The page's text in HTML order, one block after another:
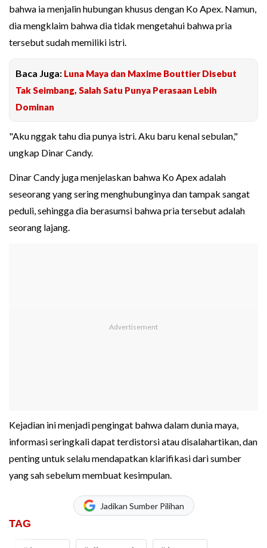
bahwa ia menjalin hubungan khusus dengan Ko Apex. Namun,
dia mengklaim bahwa dia tidak mengetahui bahwa pria
tersebut sudah memiliki istri.
Baca Juga: Luna Maya dan Maxime Bouttier Disebut
Tak Seimbang, Salah Satu Punya Perasaan Lebih
Dominan
"Aku nggak tahu dia punya istri. Aku baru kenal sebulan,"
ungkap Dinar Candy.
Dinar Candy juga menjelaskan bahwa Ko Apex adalah
seseorang yang sering menghubunginya dan tampak sangat
peduli, sehingga dia berasumsi bahwa pria tersebut adalah
seorang lajang.
Kejadian ini menjadi pengingat bahwa dalam dunia maya,
informasi seringkali dapat terdistorsi atau disalahartikan, dan
penting untuk selalu mendapatkan klarifikasi dari sumber
yang sah sebelum membuat kesimpulan.
Jadikan Sumber Pilihan
TAG